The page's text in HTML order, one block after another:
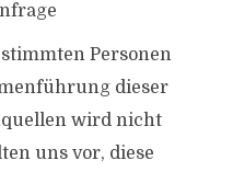
Personen
dieser
wird nicht
uns vor, diese